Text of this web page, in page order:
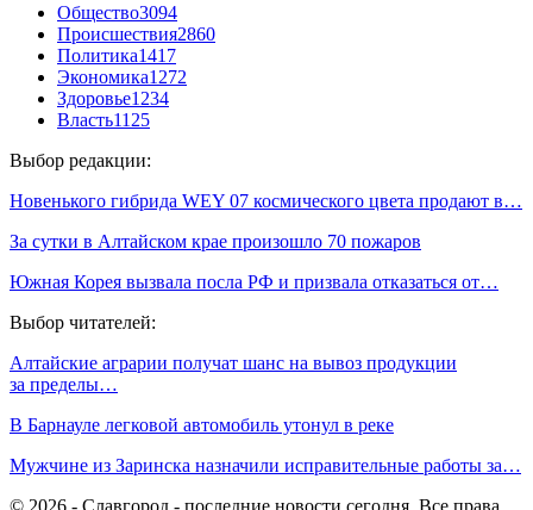
Общество3094
Происшествия2860
Политика1417
Экономика1272
Здоровье1234
Власть1125
Выбор редакции:
Новенького гибрида WEY 07 космического цвета продают в…
За сутки в Алтайском крае произошло 70 пожаров
Южная Корея вызвала посла РФ и призвала отказаться от…
Выбор читателей:
Алтайские аграрии получат шанс на вывоз продукции
за пределы…
В Барнауле легковой автомобиль утонул в реке
Мужчине из Заринска назначили исправительные работы за…
© 2026 - Славгород - последние новости сегодня. Все права